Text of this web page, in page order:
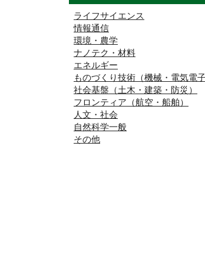
ライフサイエンス
情報通信
環境・農学
ナノテク・材料
エネルギー
ものづくり技術（機械・電気電
社会基盤（土木・建築・防災）
フロンティア（航空・船舶）
人文・社会
自然科学一般
その他